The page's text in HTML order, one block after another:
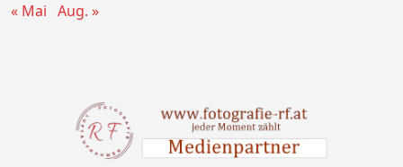
« Mai Aug. »